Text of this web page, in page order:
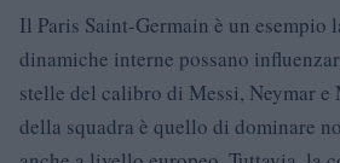
Il Paris Saint-Germain è un esempio
dinamiche interne possano
stelle del calibro di Messi, Neymar e
della squadra è quello di dominare